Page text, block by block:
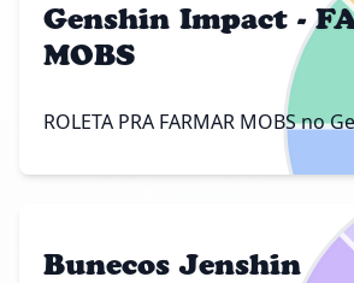
Genshin Impact -
MOBS
ROLETA PRA FARMAR MOBS no
Bunecos Jenshin